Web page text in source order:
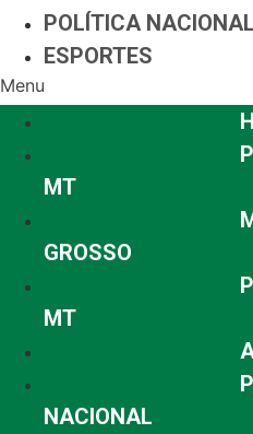
POLÍTICA NACIONAL
ESPORTES
Menu
MT
GROSSO
MT
NACIONAL